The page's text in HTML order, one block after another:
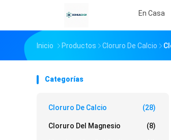
En Casa
Inicio Productos Cloruro De Calcio
Categorías
Cloruro De Calcio (28)
Cloruro Del Magnesio (8)